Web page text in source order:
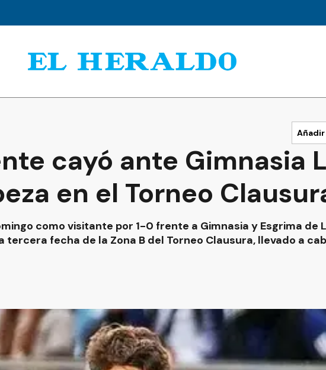
cayó ante Gimnasia
en el Torneo
como visitante por 1-0 frente a Gimnasia y Esgrima de
fecha de la Zona B del Torneo Clausura, llevado a